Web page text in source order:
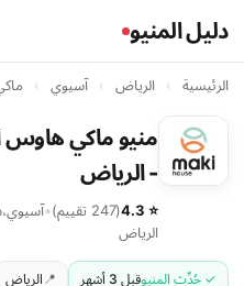
دليل المنيو
الرئيسية › الرياض › آسيوي ›
منيو ماكي هاوس
- الرياض
⭐ 4.3 (247 تقييم) •آسيوي،
الرياض
✓ حُدِّث المنيوقبل 3 أشهر 📍 الرياض